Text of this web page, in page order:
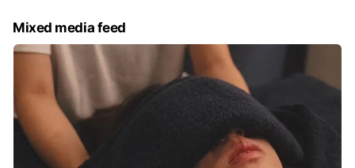
Mixed media feed